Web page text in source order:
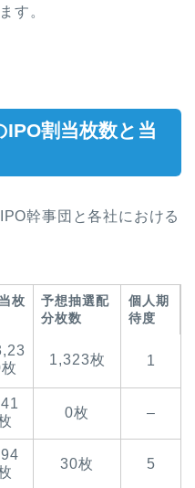
す。
割当枚数と当
幹事団と各社における
枚
予想抽選配
分枚数
個人期
待度
1,323枚 1
0枚 –
30枚 5